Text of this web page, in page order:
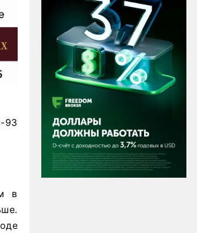
93
в